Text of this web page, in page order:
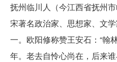
抚州临川人（今江西省抚州
宋著名政治家、思想家、文
一。欧阳修称赞王安石：“翰
年。老去自怜心尚在，后来